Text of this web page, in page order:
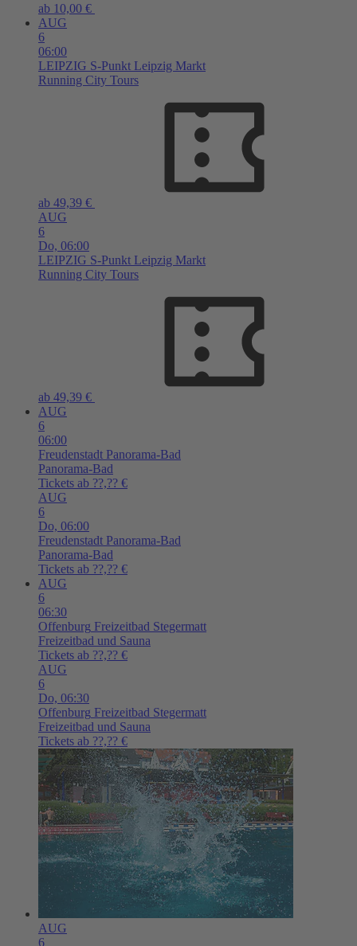
ab 10,00 €
AUG
6
06:00
LEIPZIG S-Punkt Leipzig Markt
Running City Tours
ab 49,39 €
AUG
6
Do, 06:00
LEIPZIG S-Punkt Leipzig Markt
Running City Tours
ab 49,39 €
AUG
6
06:00
Freudenstadt Panorama-Bad
Panorama-Bad
Tickets ab ??,?? €
AUG
6
Do, 06:00
Freudenstadt Panorama-Bad
Panorama-Bad
Tickets ab ??,?? €
AUG
6
06:30
Offenburg Freizeitbad Stegermatt
Freizeitbad und Sauna
Tickets ab ??,?? €
AUG
6
Do, 06:30
Offenburg Freizeitbad Stegermatt
Freizeitbad und Sauna
Tickets ab ??,?? €
AUG
6